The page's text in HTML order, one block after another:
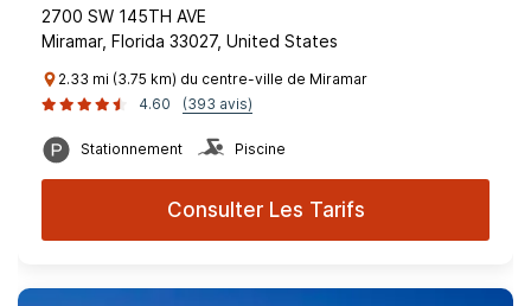
2700 SW 145TH AVE
Miramar, Florida 33027, United States
2.33 mi (3.75 km) du centre-ville de Miramar
4.60
(393 avis)
Stationnement Piscine
Consulter Les Tarifs